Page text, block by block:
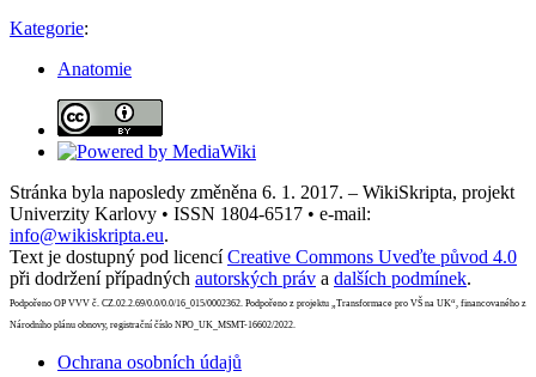
Kategorie:
Anatomie
Stránka byla naposledy změněna 6. 1. 2017. – WikiSkripta, projekt
Univerzity Karlovy • ISSN 1804-6517 • e-mail:
info@wikiskripta.eu.
Text je dostupný pod licencíCreative Commons Uveďte původ 4.0
při dodržení případných autorských práv a dalších podmínek.
Podpořeno OP VVV č. CZ.02.2.69/0.0/0.0/16_015/0002362. Podpořeno z projektu „Transformace pro VŠ na UK“, financovaného z
Národního plánu obnovy, registrační číslo NPO_UK_MSMT-16602/2022.
Ochrana osobních údajů